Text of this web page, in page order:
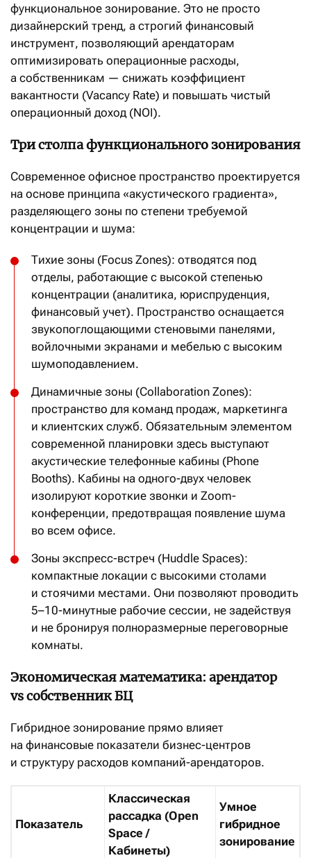
функциональное зонирование. Это не просто
дизайнерский тренд, а строгий финансовый
инструмент, позволяющий арендаторам
оптимизировать операционные расходы,
а собственникам — снижать коэффициент
вакантности (Vacancy Rate) и повышать чистый
операционный доход (NOI).
Три столпа функционального зонирования
Современное офисное пространство проектируется
на основе принципа «акустического градиента»,
разделяющего зоны по степени требуемой
концентрации и шума:
Тихие зоны (Focus Zones): отводятся под
отделы, работающие с высокой степенью
концентрации (аналитика, юриспруденция,
финансовый учет). Пространство оснащается
звукопоглощающими стеновыми панелями,
войлочными экранами и мебелью с высоким
шумоподавлением.
Динамичные зоны (Collaboration Zones):
пространство для команд продаж, маркетинга
и клиентских служб. Обязательным элементом
современной планировки здесь выступают
акустические телефонные кабины (Phone
Booths). Кабины на одного-двух человек
изолируют короткие звонки и Zoom-
конференции, предотвращая появление шума
во всем офисе.
Зоны экспресс-встреч (Huddle Spaces):
компактные локации с высокими столами
и стоячими местами. Они позволяют проводить
5–10-минутные рабочие сессии, не задействуя
и не бронируя полноразмерные переговорные
комнаты.
Экономическая математика: арендатор
vs собственник БЦ
Гибридное зонирование прямо влияет
на финансовые показатели бизнес-центров
и структуру расходов компаний-арендаторов.
Показатель
Классическая
рассадка (Open
Space /
Кабинеты)
Умное
гибридное
зонирование